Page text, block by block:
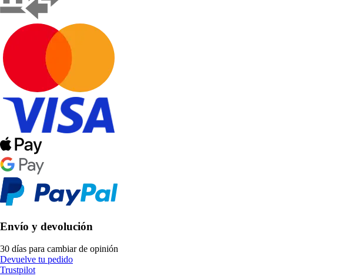
Envío y devolución
30 días para cambiar de opinión
Devuelve tu pedido
Trustpilot